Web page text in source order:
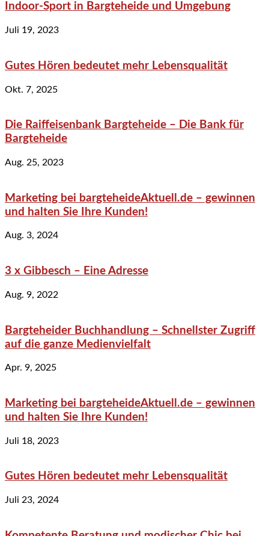
Indoor-Sport in Bargteheide und Umgebung
Juli 19, 2023
Gutes Hören bedeutet mehr Lebensqualität
Okt. 7, 2025
Die Raiffeisenbank Bargteheide – Die Bank für
Bargteheide
Aug. 25, 2023
Marketing bei bargteheideAktuell.de – gewinnen
und halten Sie Ihre Kunden!
Aug. 3, 2024
3 x Gibbesch – Eine Adresse
Aug. 9, 2022
Bargteheider Buchhandlung – Schnellster Zugriff
auf die ganze Medienvielfalt
Apr. 9, 2025
Marketing bei bargteheideAktuell.de – gewinnen
und halten Sie Ihre Kunden!
Juli 18, 2023
Gutes Hören bedeutet mehr Lebensqualität
Juli 23, 2024